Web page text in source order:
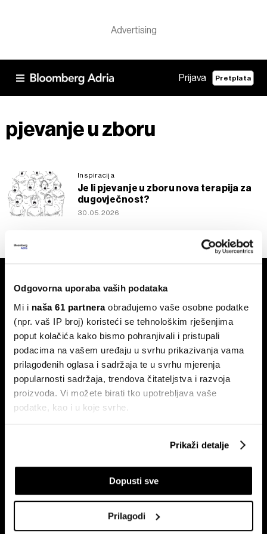
Odgovorna uporaba vaših podataka
Mi i naša 61 partneraobrađujemo vaše osobne podatke
(npr. vaš IP broj) koristeći se tehnološkim rješenjima
poput kolačića kako bismo pohranjivali i pristupali
podacima na vašem uređaju u svrhu prikazivanja vama
prilagođenih oglasa i sadržaja te u svrhu mjerenja
popularnosti sadržaja, trendova čitateljstva i razvoja
proizvoda. Vi možete birati tko upotrebljava vaše
podatke, kao i u koje svrhe.
Prikupljati podatke o vašoj geografskoj lokaciji,
koji mogu biti precizni do radijusa od nekoliko metara
Prepoznati vaš uređaj tako što ćemo aktivno
skenirati njegove određene karakteristike ("uzimanje
Prikaži detalje
Dopusti sve
Prilagodi
Prijava Pretplata
pjevanje u zboru
Inspiracija
Je li pjevanje u zboru nova terapija za
dugovječnost?
30.05.2026
Pretplati se na
newsletter
Ekonomija
Biznis
Programska šema
Bloomberg Adria događanja